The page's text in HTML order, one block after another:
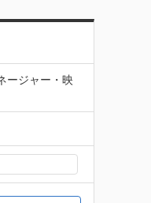
ージャー・映